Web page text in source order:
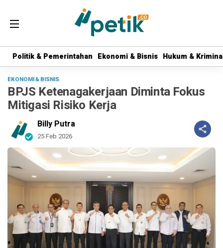
Politik & Pemerintahan Ekonomi & Bisnis Hukum &
Politik & Pemerintahan Ekonomi & Bisnis Hukum &
EKONOMI & BISNIS
BPJS Ketenagakerjaan Diminta Fokus
Mitigasi Risiko Kerja
Billy Putra
25 Feb 2026